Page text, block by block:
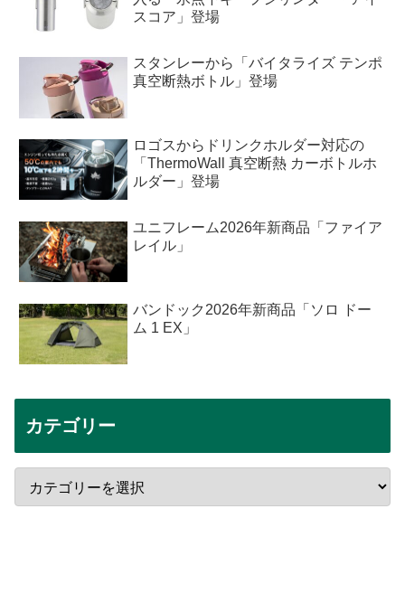
スコア」登場
スタンレーから「バイタライズ テンポ
真空断熱ボトル」登場
ロゴスからドリンクホルダー対応の
「ThermoWall 真空断熱 カーボトルホ
ルダー」登場
ユニフレーム2026年新商品「ファイア
レイル」
バンドック2026年新商品「ソロ ドー
ム 1 EX」
カテゴリー